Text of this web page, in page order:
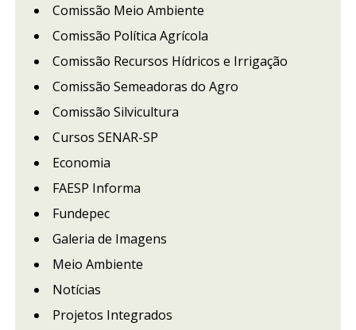
Comissão Meio Ambiente
Comissão Política Agrícola
Comissão Recursos Hídricos e Irrigação
Comissão Semeadoras do Agro
Comissão Silvicultura
Cursos SENAR-SP
Economia
FAESP Informa
Fundepec
Galeria de Imagens
Meio Ambiente
Notícias
Projetos Integrados